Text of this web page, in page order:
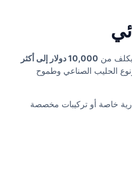
يكلف من
10,000 دولار إلى أكثر
الحليب الصناعي وطموح
خاصة أو تركيبات مخصصة